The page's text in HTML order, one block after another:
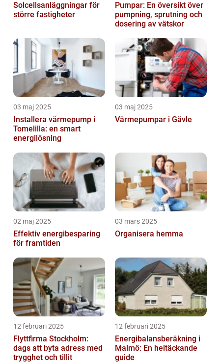
Solcellsanläggningar för
större fastigheter
Pumpar: En översikt över
pumpning, sprutning och
dosering av vätskor
03 maj 2025
Installera värmepump i
Tomelilla: en smart
energilösning
03 maj 2025
Värmepumpar i Gävle
02 maj 2025
Effektiv energibesparing
för framtiden
03 mars 2025
Organisera hemma
12 februari 2025
Flyttfirma Stockholm:
dags att byta adress med
trygghet och tillit
12 februari 2025
Energibalansberäkning i
Malmö: En heltäckande
guide